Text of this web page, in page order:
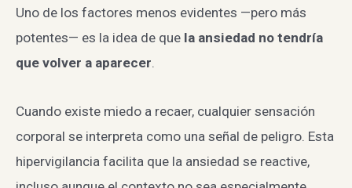
Uno de los factores menos evidentes —pero más
potentes— es la idea de que la ansiedad no tendría
que volver a aparecer
Cuando existe miedo a recaer, cualquier sensación
corporal se interpreta como una señal de peligro. Esta
hipervigilancia facilita que la ansiedad se reactive,